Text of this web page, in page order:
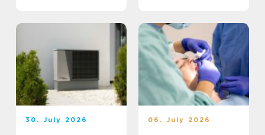
30. July 2026 06. July 2026